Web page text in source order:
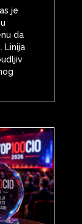
je
da
Linija